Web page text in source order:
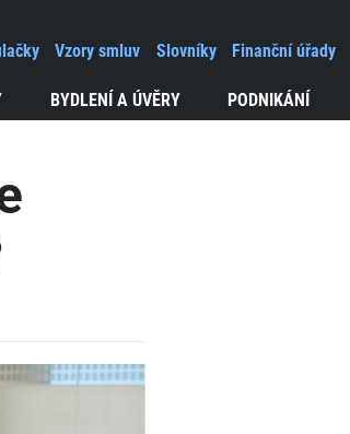
BYDLENÍ A ÚVĚRY PODNIKÁNÍ
Vzory smluv Slovníky Finanční úřady